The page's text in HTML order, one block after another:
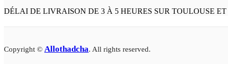
DÉLAI DE LIVRAISON DE 3 À 5 HEURES SUR TOULOUSE
Copyright © Allothadcha. All rights reserved.